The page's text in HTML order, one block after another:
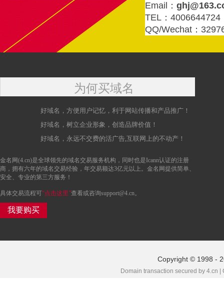
Email：
TEL：4006644724
QQ/Wechat：
为何买域名
好域名，方便用户记忆，利于网站传播和产品推广！
好域名，树立企业形象，创造品牌价值！
好域名，永远不交费的活广告,互联网上的不动产！
金名网(4.cn)是全球领先的域名交易服务机构，同时也是Icann认证的注册
商，拥有六年的域名交易经验，年交易额达3亿元以上。金名网提供简单、
安全、专业的第三方服务！
具体交易流程可“点击这里”查看或咨询support@4.cn。
我要购买
Copyright © 1998 -
Domain transaction secured by 4.cn